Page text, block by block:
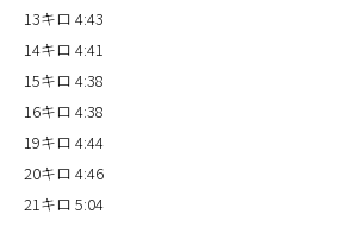
13キロ 4:43
14キロ 4:41
15キロ 4:38
16キロ 4:38
19キロ 4:44
20キロ 4:46
21キロ 5:04